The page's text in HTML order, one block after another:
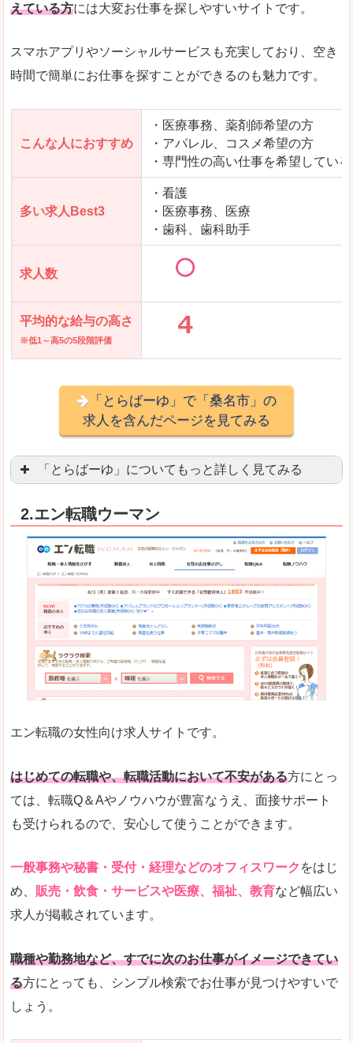
えている方には大変お仕事を探しやすいサイトです。
スマホアプリやソーシャルサービスも充実しており、空き
時間で簡単にお仕事を探すことができるのも魅力です。
こんな人におすすめ
・医療事務、薬剤師希望の方
・アパレル、コスメ希望の方
・専門性の高い仕事を希望してい
多い求人Best3
・看護
・医療事務、医療
・歯科、歯科助手
求人数
平均的な給与の高さ
※低1～高5の5段階評価
「とらばーゆ」で「桑名市」の
求人を含んだページを見てみる
「とらばーゆ」についてもっと詳しく見てみる
良いところ
スマホアプリやソーシャルアカウントが充実して
「ファッション・ブランドページ」という検索
悪いところ
事務などのオフィスワークを探している方にとっ
専門性が強い部分があるので、逆に一般的なお仕
詳しい説明
とにかく、女性ならではの職種の専門性が高いの
また、アパレル・コスメ、エステ・ネイル・美容
人気度
専門性が高いので、これらのお仕事に転職を考
リクルートグループなので、大手という安心感も
使いやすさ
検索がしやすく、求人詳細にも画像やイラストな
2.エン転職ウーマン
エン転職の女性向け求人サイトです。
はじめての転職や、転職活動において不安がある方にとっ
ては、転職Q＆Aやノウハウが豊富なうえ、面接サポート
も受けられるので、安心して使うことができます。
一般事務や秘書・受付・経理などのオフィスワーク をはじ
め、 販売・飲食・サービスや医療、福祉、教育など幅広い
求人が掲載されています。
職種や勤務地など、すでに次のお仕事がイメージできてい
る方にとっても、シンプル検索でお仕事が見つけやすいで
しょう。